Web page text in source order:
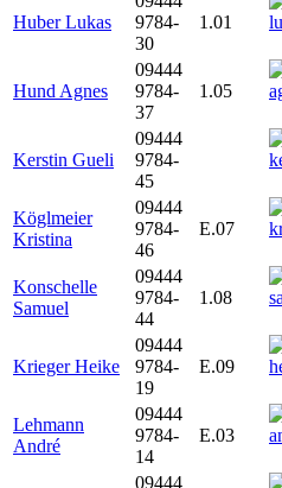
Huber Lukas
9784-
30
1.01
Hund Agnes
09444
9784-
37
1.05
Kerstin Gueli
09444
9784-
45
Köglmeier
Kristina
09444
9784-
46
E.07
Konschelle
Samuel
09444
9784-
44
1.08
Krieger Heike
09444
9784-
19
E.09
Lehmann
André
09444
9784-
14
E.03
09444